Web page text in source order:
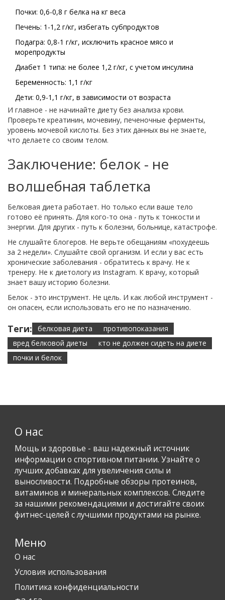
Почки: 0,6-0,8 г белка на кг веса
Печень: 1-1,2 г/кг, избегать субпродуктов
Подагра: 0,8-1 г/кг, исключить красное мясо и
морепродукты
Диабет 1 типа: не более 1,2 г/кг, с учетом инсулина
Беременность: 1,1 г/кг
Дети: 0,9-1,1 г/кг, в зависимости от возраста
И главное - не начинайте диету без анализа крови.
Проверьте креатинин, мочевину, печеночные ферменты,
уровень мочевой кислоты. Без этих данных вы не знаете,
что делаете со своим телом.
Заключение: белок - не
волшебная таблетка
Белковая диета работает. Но только если ваше тело
готово её принять. Для кого-то она - путь к тонкости и
энергии. Для других - путь к болезни, больнице, катастрофе.
Не слушайте блогеров. Не верьте обещаниям «похудеешь
за 2 недели». Слушайте свой организм. И если у вас есть
хронические заболевания - обратитесь к врачу. Не к
тренеру. Не к диетологу из Instagram. К врачу, который
знает вашу историю болезни.
Белок - это инструмент. Не цель. И как любой инструмент -
он опасен, если использовать его не по назначению.
Теги: белковая диета
противопоказания
вред белковой диеты
кто не должен сидеть на диете
почки и белок
О нас
Мощь и здоровье - ваш надежный источник
информации о спортивном питании. Узнайте о
лучших добавках для увеличения силы и
выносливости. Подробные обзоры протеинов,
витаминов и минеральных комплексов. Следите
за нашими рекомендациями и достигайте своих
фитнес-целей с лучшими продуктами на рынке.
Меню
О нас
Условия использования
Политика конфиденциальности